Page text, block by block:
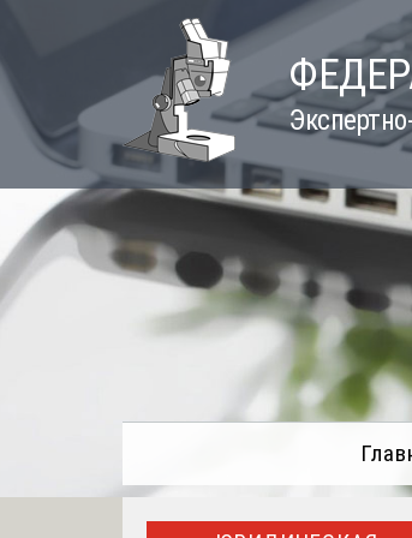
content